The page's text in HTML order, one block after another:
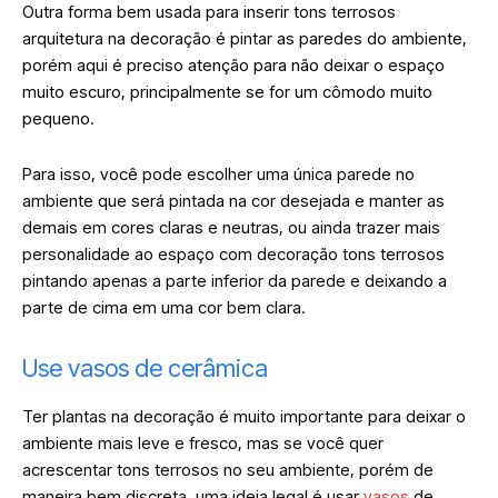
Outra forma bem usada para inserir tons terrosos
arquitetura na decoração é pintar as paredes do ambiente,
porém aqui é preciso atenção para não deixar o espaço
muito escuro, principalmente se for um cômodo muito
pequeno.
Para isso, você pode escolher uma única parede no
ambiente que será pintada na cor desejada e manter as
demais em cores claras e neutras, ou ainda trazer mais
personalidade ao espaço com decoração tons terrosos
pintando apenas a parte inferior da parede e deixando a
parte de cima em uma cor bem clara.
Use vasos de cerâmica
Ter plantas na decoração é muito importante para deixar o
ambiente mais leve e fresco, mas se você quer
acrescentar tons terrosos no seu ambiente, porém de